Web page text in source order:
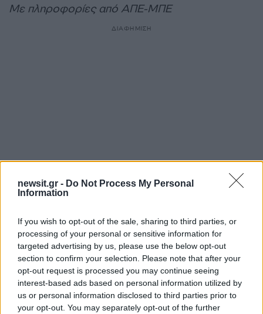
newsit.gr - Do Not Process My Personal
Information
If you wish to opt-out of the sale, sharing to third parties, or
processing of your personal or sensitive information for
targeted advertising by us, please use the below opt-out
section to confirm your selection. Please note that after your
opt-out request is processed you may continue seeing
interest-based ads based on personal information utilized by
us or personal information disclosed to third parties prior to
your opt-out. You may separately opt-out of the further
Με πληροφορίες από ΑΠΕ-ΜΠΕ
ΔΙΑΦΗΜΙΣΗ